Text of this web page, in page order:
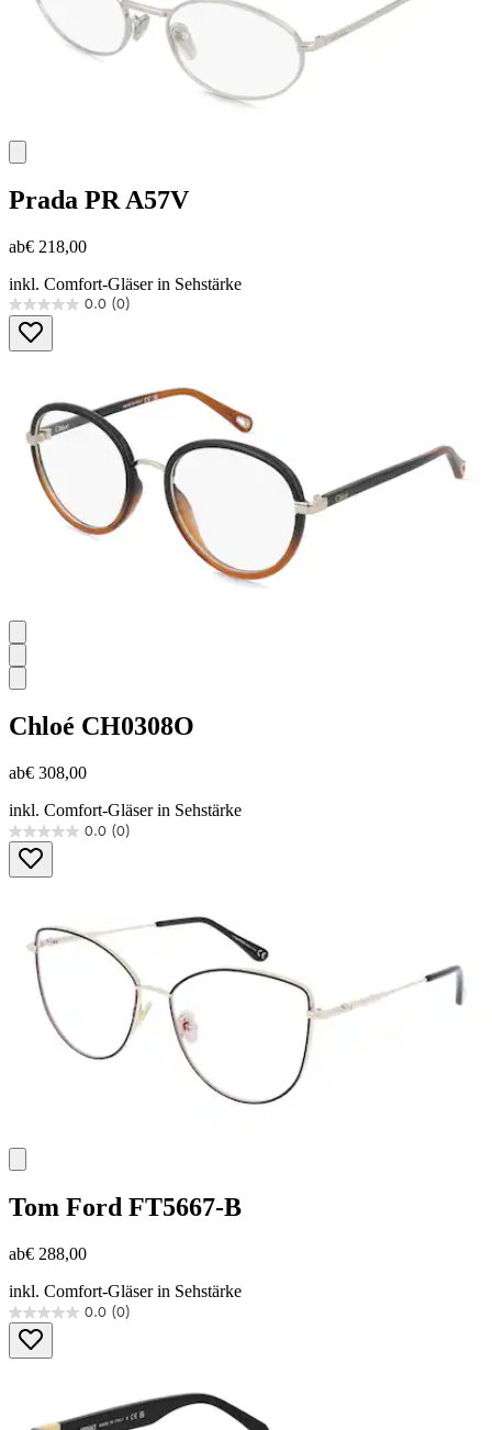
Prada PR A57V
ab€ 218,00
inkl. Comfort-Gläser in Sehstärke
0.0 (0)
0.0
von
5
Chloé CH0308O
ab€ 308,00
inkl. Comfort-Gläser in Sehstärke
0.0 (0)
0.0
von
5
Tom Ford FT5667-B
ab€ 288,00
inkl. Comfort-Gläser in Sehstärke
0.0 (0)
0.0
von
5